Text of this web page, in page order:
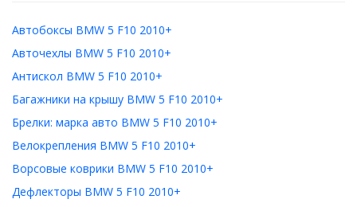
Автобоксы BMW 5 F10 2010+
Авточехлы BMW 5 F10 2010+
Антискол BMW 5 F10 2010+
Багажники на крышу BMW 5 F10 2010+
Брелки: марка авто BMW 5 F10 2010+
Велокрепления BMW 5 F10 2010+
Ворсовые коврики BMW 5 F10 2010+
Дефлекторы BMW 5 F10 2010+